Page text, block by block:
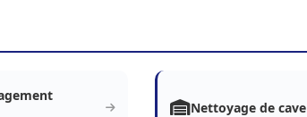
Nettoyage de cave